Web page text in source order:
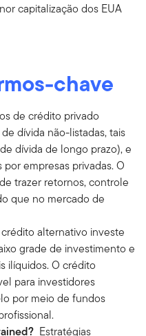
capitalização dos EUA
chave
de crédito privado
dívida não-listadas, tais
dívida de longo prazo), e
empresas privadas. O
trazer retornos, controle
que no mercado de
alternativo investe
grade de investimento e
ilíquidos. O crédito
para investidores
por meio de fundos
Estratégias